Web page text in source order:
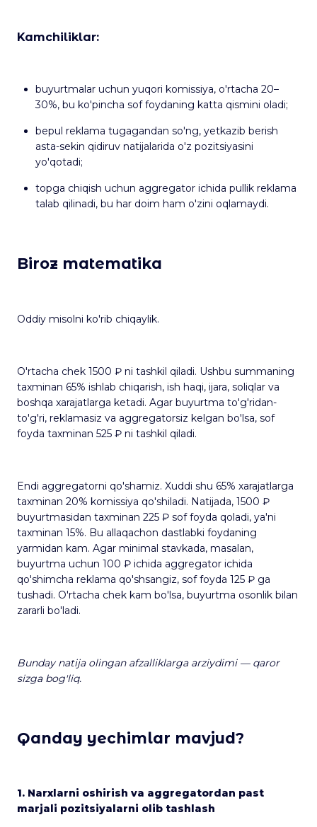
Kamchiliklar:
buyurtmalar uchun yuqori komissiya, o'rtacha 20–
30%, bu ko'pincha sof foydaning katta qismini oladi;
bepul reklama tugagandan so'ng, yetkazib berish
asta-sekin qidiruv natijalarida o'z pozitsiyasini
yo'qotadi;
topga chiqish uchun aggregator ichida pullik reklama
talab qilinadi, bu har doim ham o'zini oqlamaydi.
Biroz matematika
Oddiy misolni ko'rib chiqaylik.
O'rtacha chek 1500 ₽ ni tashkil qiladi. Ushbu summaning
taxminan 65% ishlab chiqarish, ish haqi, ijara, soliqlar va
boshqa xarajatlarga ketadi. Agar buyurtma to'g'ridan-
to'g'ri, reklamasiz va aggregatorsiz kelgan bo'lsa, sof
foyda taxminan 525 ₽ ni tashkil qiladi.
Endi aggregatorni qo'shamiz. Xuddi shu 65% xarajatlarga
taxminan 20% komissiya qo'shiladi. Natijada, 1500 ₽
buyurtmasidan taxminan 225 ₽ sof foyda qoladi, ya'ni
taxminan 15%. Bu allaqachon dastlabki foydaning
yarmidan kam. Agar minimal stavkada, masalan,
buyurtma uchun 100 ₽ ichida aggregator ichida
qo'shimcha reklama qo'shsangiz, sof foyda 125 ₽ ga
tushadi. O'rtacha chek kam bo'lsa, buyurtma osonlik bilan
zararli bo'ladi.
Bunday natija olingan afzalliklarga arziydimi — qaror
sizga bog'liq.
Qanday yechimlar mavjud?
1. Narxlarni oshirish va aggregatordan past
marjali pozitsiyalarni olib tashlash